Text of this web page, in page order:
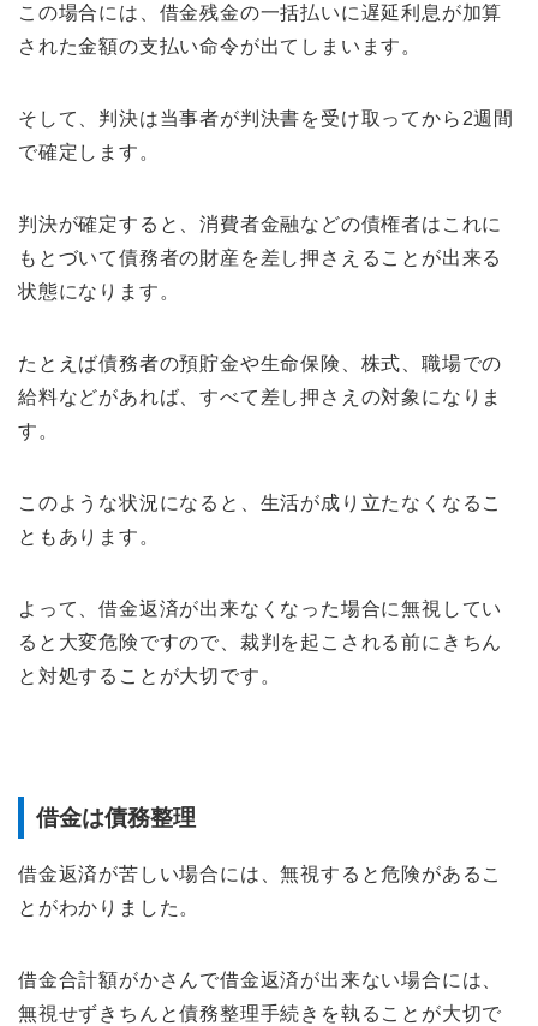
この場合には、借金残金の一括払いに遅延利息が加算
された金額の支払い命令が出てしまいます。
そして、判決は当事者が判決書を受け取ってから2週間
で確定します。
判決が確定すると、消費者金融などの債権者はこれに
もとづいて債務者の財産を差し押さえることが出来る
状態になります。
たとえば債務者の預貯金や生命保険、株式、職場での
給料などがあれば、すべて差し押さえの対象になりま
す。
このような状況になると、生活が成り立たなくなるこ
ともあります。
よって、借金返済が出来なくなった場合に無視してい
ると大変危険ですので、裁判を起こされる前にきちん
と対処することが大切です。
借金は債務整理
借金返済が苦しい場合には、無視すると危険があるこ
とがわかりました。
借金合計額がかさんで借金返済が出来ない場合には、
無視せずきちんと債務整理手続きを執ることが大切で